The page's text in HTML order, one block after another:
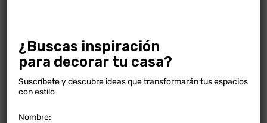
¿Buscas inspiración
para decorar tu casa?
Suscríbete y descubre ideas que transformarán tus espacios
con estilo
Nombre: